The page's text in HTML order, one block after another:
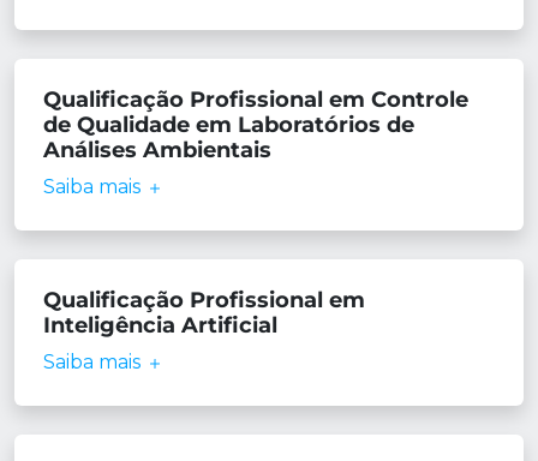
Qualificação Profissional em Controle
de Qualidade em Laboratórios de
Análises Ambientais
Saiba mais
Qualificação Profissional em
Inteligência Artificial
Saiba mais